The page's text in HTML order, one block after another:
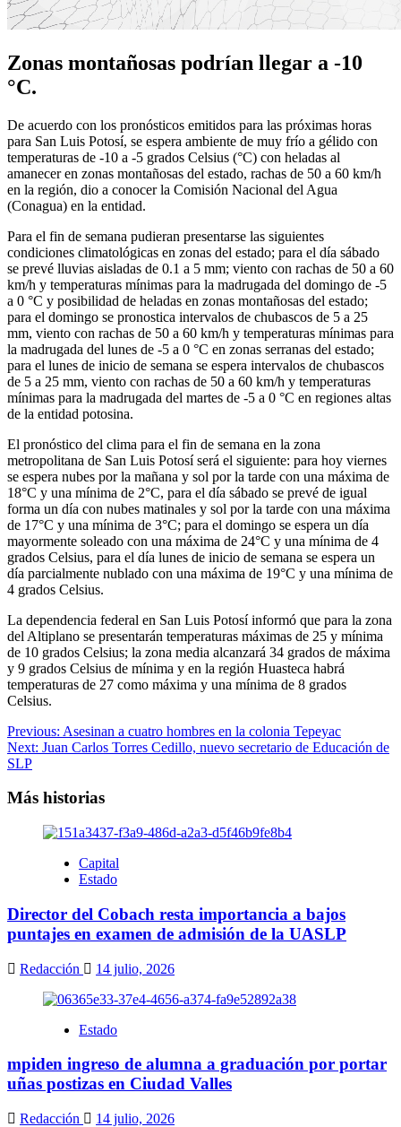
Zonas montañosas podrían llegar a -10
°C.
De acuerdo con los pronósticos emitidos para las próximas horas
para San Luis Potosí, se espera ambiente de muy frío a gélido con
temperaturas de -10 a -5 grados Celsius (°C) con heladas al
amanecer en zonas montañosas del estado, rachas de 50 a 60 km/h
en la región, dio a conocer la Comisión Nacional del Agua
(Conagua) en la entidad.
Para el fin de semana pudieran presentarse las siguientes
condiciones climatológicas en zonas del estado; para el día sábado
se prevé lluvias aisladas de 0.1 a 5 mm; viento con rachas de 50 a 60
km/h y temperaturas mínimas para la madrugada del domingo de -5
a 0 °C y posibilidad de heladas en zonas montañosas del estado;
para el domingo se pronostica intervalos de chubascos de 5 a 25
mm, viento con rachas de 50 a 60 km/h y temperaturas mínimas para
la madrugada del lunes de -5 a 0 °C en zonas serranas del estado;
para el lunes de inicio de semana se espera intervalos de chubascos
de 5 a 25 mm, viento con rachas de 50 a 60 km/h y temperaturas
mínimas para la madrugada del martes de -5 a 0 °C en regiones altas
de la entidad potosina.
El pronóstico del clima para el fin de semana en la zona
metropolitana de San Luis Potosí será el siguiente: para hoy viernes
se espera nubes por la mañana y sol por la tarde con una máxima de
18°C y una mínima de 2°C, para el día sábado se prevé de igual
forma un día con nubes matinales y sol por la tarde con una máxima
de 17°C y una mínima de 3°C; para el domingo se espera un día
mayormente soleado con una máxima de 24°C y una mínima de 4
grados Celsius, para el día lunes de inicio de semana se espera un
día parcialmente nublado con una máxima de 19°C y una mínima de
4 grados Celsius.
La dependencia federal en San Luis Potosí informó que para la zona
del Altiplano se presentarán temperaturas máximas de 25 y mínima
de 10 grados Celsius; la zona media alcanzará 34 grados de máxima
y 9 grados Celsius de mínima y en la región Huasteca habrá
temperaturas de 27 como máxima y una mínima de 8 grados
Celsius.
Previous: Asesinan a cuatro hombres en la colonia Tepeyac
Next: Juan Carlos Torres Cedillo, nuevo secretario de Educación de
SLP
Más historias
Capital
Estado
Director del Cobach resta importancia a bajos
puntajes en examen de admisión de la UASLP
Redacción 14 julio, 2026
Estado
mpiden ingreso de alumna a graduación por portar
uñas postizas en Ciudad Valles
Redacción 14 julio, 2026